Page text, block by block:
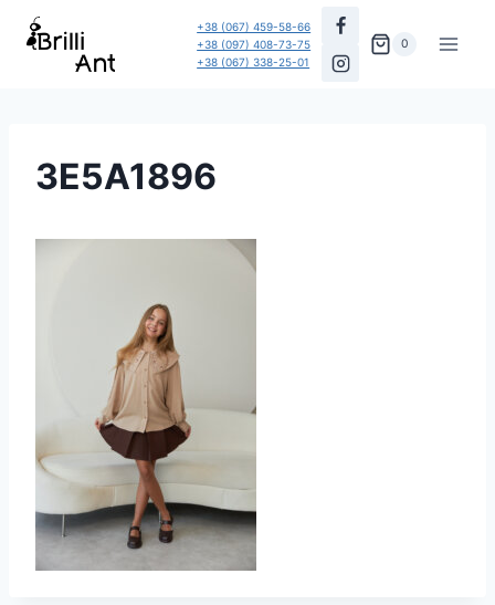
Перейти
+38 (067) 459-58-66
+38 (097) 408-73-75
+38 (067) 338-25-01
0
3E5A1896